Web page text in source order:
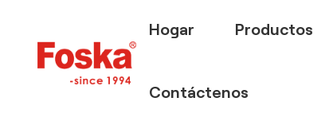
Hogar Productos
Contáctenos